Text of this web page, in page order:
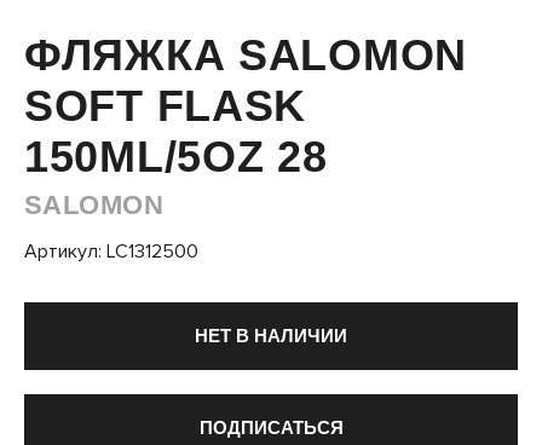
ФЛЯЖКА SALOMON
SOFT FLASK
150ML/5OZ 28
SALOMON
Артикул: LC1312500
НЕТ В НАЛИЧИИ
ПОДПИСАТЬСЯ